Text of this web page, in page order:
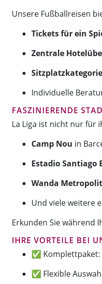
Unsere Fußballreisen
Tickets für ein
Zentrale
Individuelle
FASZINIERENDE
La Liga ist nicht nur für
Camp Nou in
Estadio Santiago
Wanda
Und viele weitere
Erkunden Sie während
IHRE VORTEILE BEI
✅ Komplettpaket:
✅ Flexible